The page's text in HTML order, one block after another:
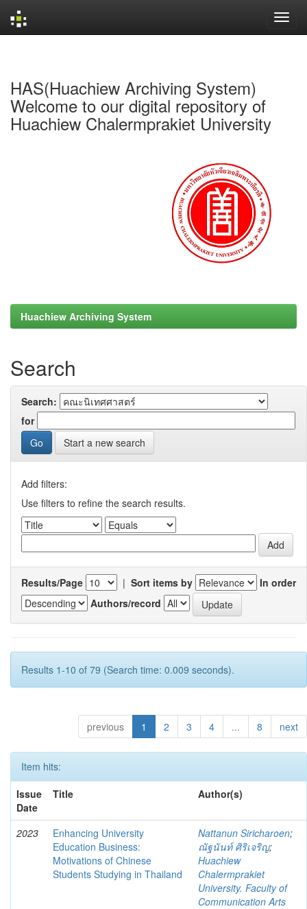
HAS(Huachiew Archiving System)
Welcome to our digital repository of
Huachiew Chalermprakiet University
Huachiew Archiving System
Search
Search:
for
Start a new search
Add filters:
Use filters to refine the search results.
Results/Page | Sort items by
In order
Authors/record
Results 1-10 of 79 (Search time: 0.009 seconds).
previous 1 2 3 4 ... 8 next
Item hits:
Issue
Date
Title Author(s)
2023
Enhancing University
Education Business:
Motivations of Chinese
Students Studying in Thailand
Nattanun Siricharoen;
ณัฐนันท์ ศิริเจริญ;
Huachiew
Chalermprakiet
University. Faculty of
Communication Arts